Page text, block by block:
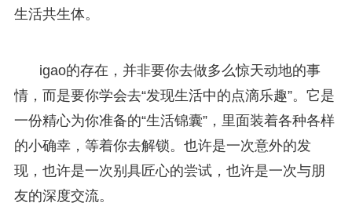
生活共生体。
igao的存在，并非要你去做多么惊天动地的事
情，而是要你学会去“发现生活中的点滴乐趣”。它是
一份精心为你准备的“生活锦囊”，里面装着各种各样
的小确幸，等着你去解锁。也许是一次意外的发
现，也许是一次别具匠心的尝试，也许是一次与朋
友的深度交流。